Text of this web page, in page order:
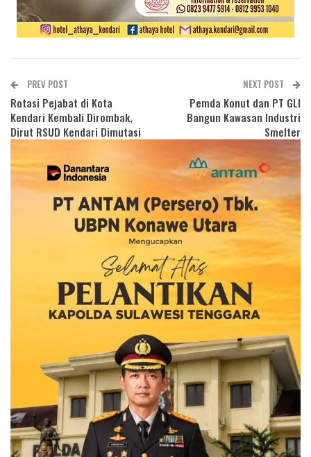
PREV POST
Rotasi Pejabat di Kota
Kendari Kembali Dirombak,
Dirut RSUD Kendari Dimutasi
NEXT POST
Pemda Konut dan PT GLI
Bangun Kawasan Industri
Smelter